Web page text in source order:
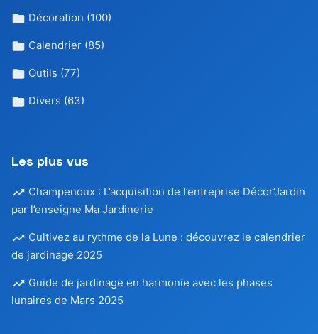
Décoration (100)
Calendrier (85)
Outils (77)
Divers (63)
Les plus vus
Champenoux : L’acquisition de l’entreprise Décor’Jardin
par l’enseigne Ma Jardinerie
Cultivez au rythme de la Lune : découvrez le calendrier
de jardinage 2025
Guide de jardinage en harmonie avec les phases
lunaires de Mars 2025